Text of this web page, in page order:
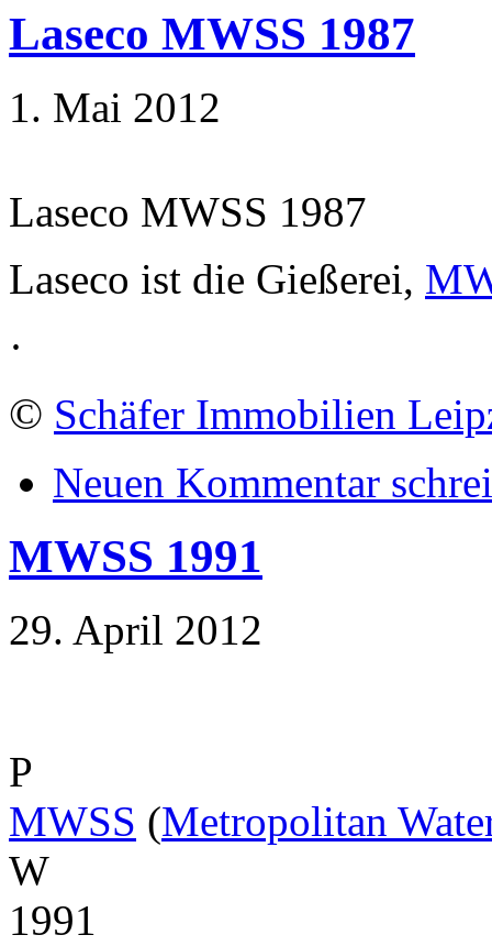
Laseco MWSS 1987
1. Mai 2012
Laseco MWSS 1987
Laseco ist die Gießerei,
·
© Schäfer Immobilien
Neuen Kommentar
MWSS 1991
29. April 2012
P
MWSS (Metropolitan
W
1991